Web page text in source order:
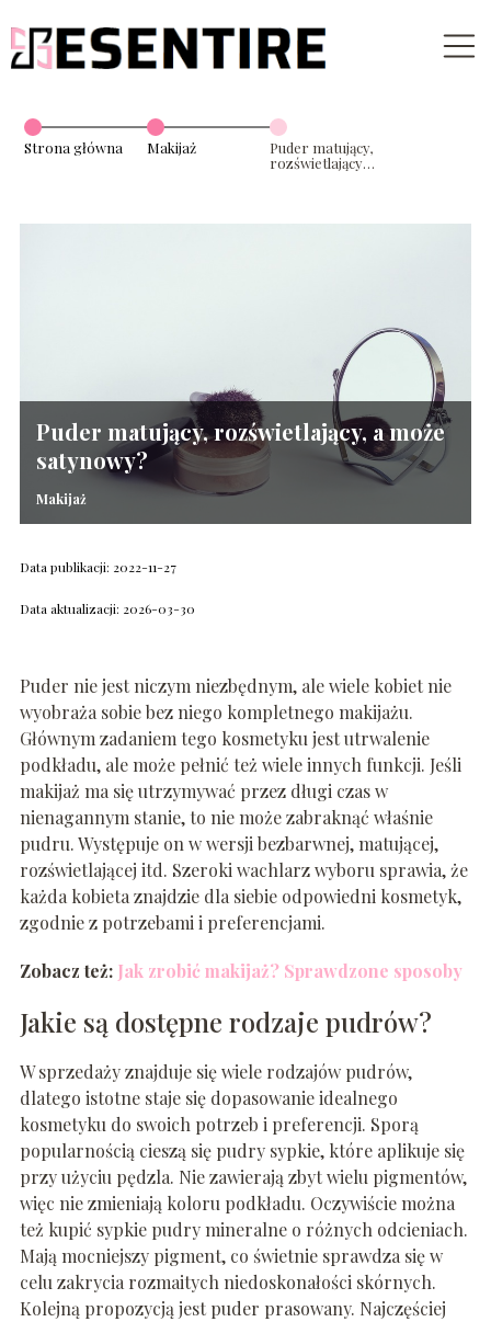
Strona główna Makijaż
Puder matujący,
rozświetlający,
Puder matujący, rozświetlający, a może
satynowy?
Makijaż
Data publikacji: 2022-11-27
Data aktualizacji: 2026-03-30
Puder nie jest niczym niezbędnym, ale wiele kobiet nie
wyobraża sobie bez niego kompletnego makijażu.
Głównym zadaniem tego kosmetyku jest utrwalenie
podkładu, ale może pełnić też wiele innych funkcji. Jeśli
makijaż ma się utrzymywać przez długi czas w
nienagannym stanie, to nie może zabraknąć właśnie
pudru. Występuje on w wersji bezbarwnej, matującej,
rozświetlającej itd. Szeroki wachlarz wyboru sprawia, że
każda kobieta znajdzie dla siebie odpowiedni kosmetyk,
zgodnie z potrzebami i preferencjami.
Zobacz też: Jak zrobić makijaż? Sprawdzone sposoby
Jakie są dostępne rodzaje pudrów?
W sprzedaży znajduje się wiele rodzajów pudrów,
dlatego istotne staje się dopasowanie idealnego
kosmetyku do swoich potrzeb i preferencji. Sporą
popularnością cieszą się pudry sypkie, które aplikuje się
przy użyciu pędzla. Nie zawierają zbyt wielu pigmentów,
więc nie zmieniają koloru podkładu. Oczywiście można
też kupić sypkie pudry mineralne o różnych odcieniach.
Mają mocniejszy pigment, co świetnie sprawdza się w
celu zakrycia rozmaitych niedoskonałości skórnych.
Kolejną propozycją jest puder prasowany. Najczęściej